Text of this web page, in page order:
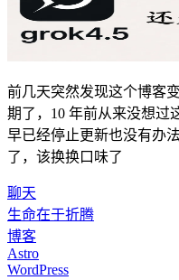
前几天突然发现这个博客
期了，10 年前从来没想过
早已经停止更新也没有办
了，该换换口味了
聊天
生命在于折腾
博客
Astro
WordPress